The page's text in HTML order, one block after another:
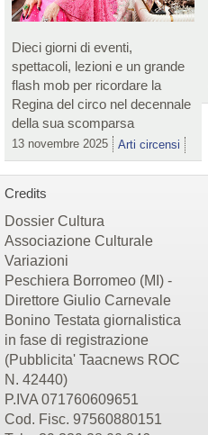
Dieci giorni di eventi,
spettacoli, lezioni e un grande
flash mob per ricordare la
Regina del circo nel decennale
della sua scomparsa
13 novembre 2025 Arti circensi
Credits
Dossier Cultura
Associazione Culturale
Variazioni
Peschiera Borromeo (MI) -
Direttore Giulio Carnevale
Bonino Testata giornalistica
in fase di registrazione
(Pubblicita' Taacnews ROC
N. 42440)
P.IVA 071760609651
Cod. Fisc. 97560880151